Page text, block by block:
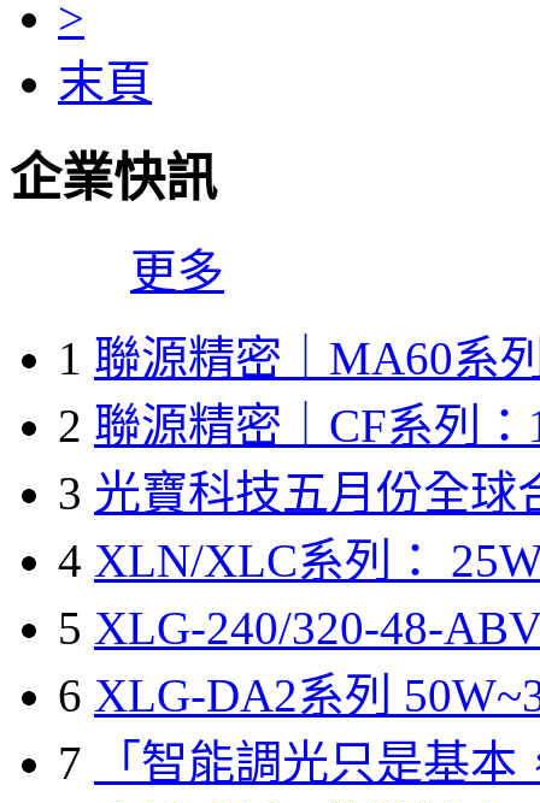
>
末頁
企業快訊
更多
1 聯源精密｜MA60系
2 聯源精密｜CF系列：
3 光寶科技五月份全球
4 XLN/XLC系列：
5 XLG-240/320-48-
6 XLG-DA2系列
7
「智能調光只是基本